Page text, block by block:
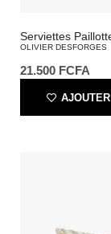
Serviettes
OLIVIER DESFORGES
21.500 FCFA